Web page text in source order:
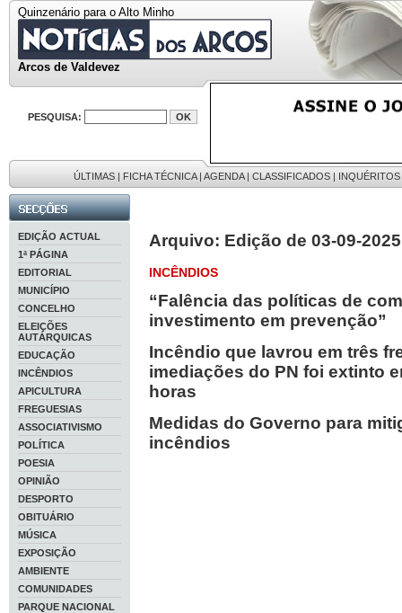
Quinzenário para o Alto Minho
Arcos de Valdevez
PESQUISA:
ÚLTIMAS | FICHA TÉCNICA| AGENDA| CLASSIFICADOS | INQUÉRITOS
EDIÇÃO ACTUAL
1ª PÁGINA
EDITORIAL
MUNICÍPIO
CONCELHO
ELEIÇÕES
AUTÁRQUICAS
EDUCAÇÃO
INCÊNDIOS
APICULTURA
FREGUESIAS
ASSOCIATIVISMO
POLÍTICA
POESIA
OPINIÃO
DESPORTO
OBITUÁRIO
MÚSICA
EXPOSIÇÃO
AMBIENTE
COMUNIDADES
PARQUE NACIONAL
Arquivo: Edição de 03-09-2025
INCÊNDIOS
“Falência das políticas de
investimento em prevenção”
Incêndio que lavrou em três
imediações do PN foi extinto
horas
Medidas do Governo para
incêndios